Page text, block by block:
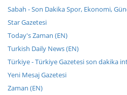
Sabah - Son Dakika Spor, Ekonomi,
Star Gazetesi
Today's Zaman (EN)
Turkish Daily News (EN)
Türkiye - Türkiye Gazetesi son dakika
Yeni Mesaj Gazetesi
Zaman (EN)